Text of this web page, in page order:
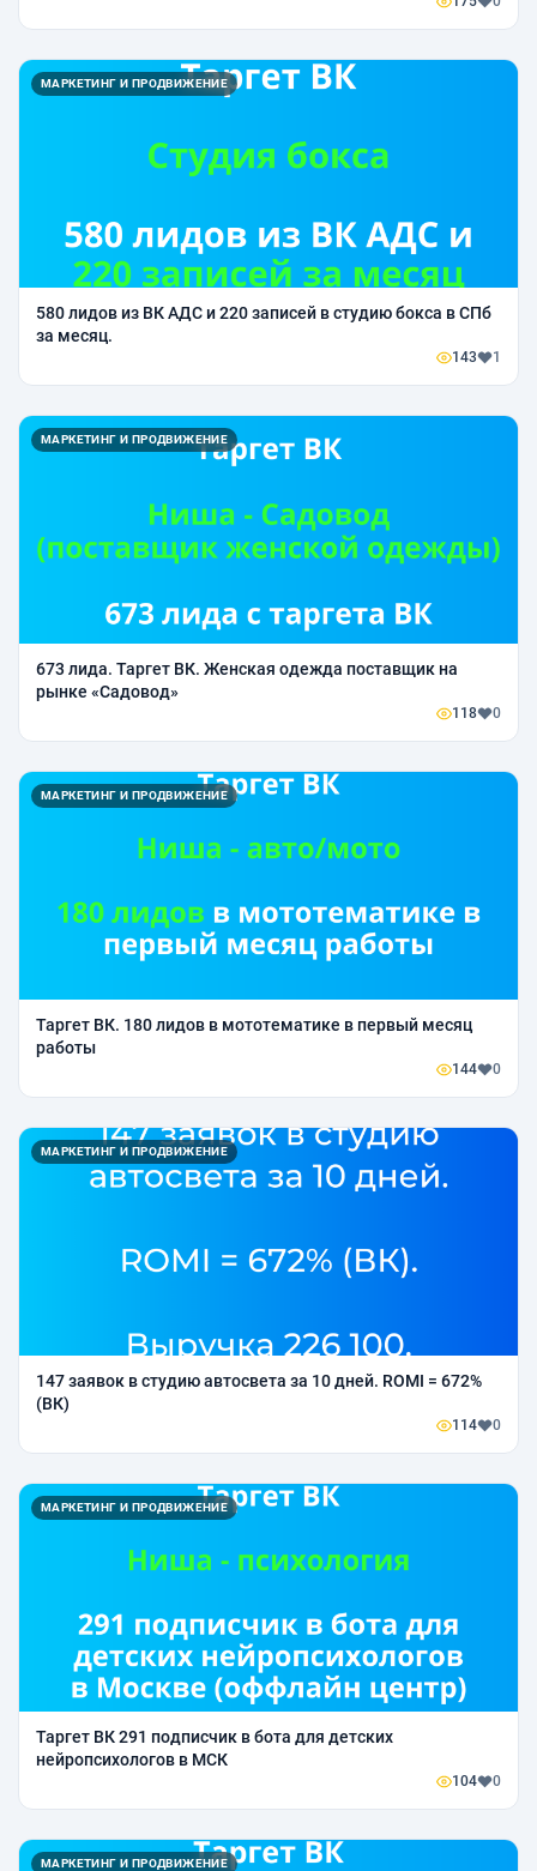
МАРКЕТИНГ И ПРОДВИЖЕНИЕ
580 лидов из ВК АДС и 220 записей в студию бокса в СПб
за месяц.
143 1
МАРКЕТИНГ И ПРОДВИЖЕНИЕ
673 лида. Таргет ВК. Женская одежда поставщик на
рынке «Садовод»
118 0
МАРКЕТИНГ И ПРОДВИЖЕНИЕ
Таргет ВК. 180 лидов в мототематике в первый месяц
работы
144 0
МАРКЕТИНГ И ПРОДВИЖЕНИЕ
147 заявок в студию автосвета за 10 дней. ROMI = 672%
(ВК)
114 0
МАРКЕТИНГ И ПРОДВИЖЕНИЕ
Таргет ВК 291 подписчик в бота для детских
нейропсихологов в МСК
104 0
МАРКЕТИНГ И ПРОДВИЖЕНИЕ